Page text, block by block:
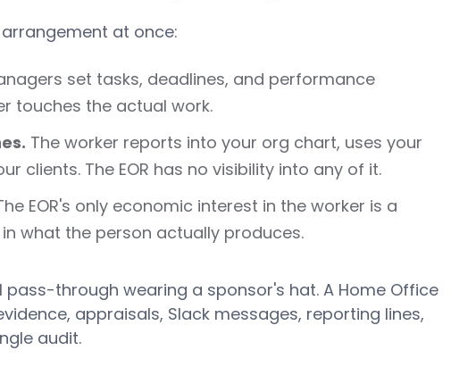
at once:
set tasks, deadlines, and performance
touches the actual work.
The worker reports into your org chart, uses your
clients. The EOR has no visibility into any of it.
EOR's only economic interest in the worker is a
what the person actually produces.
pass-through wearing a sponsor's hat. A Home Office
appraisals, Slack messages, reporting lines,
audit.